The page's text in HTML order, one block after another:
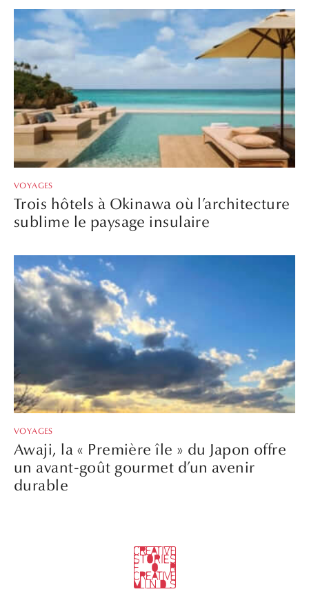
VOYAGES
Trois hôtels à Okinawa où l’architecture
sublime le paysage insulaire
VOYAGES
Awaji, la « Première île » du Japon offre
un avant-goût gourmet d’un avenir
durable